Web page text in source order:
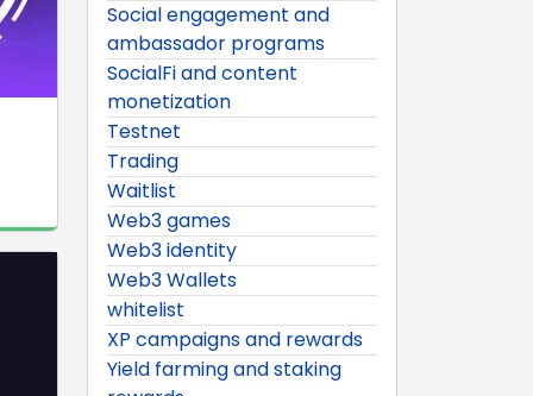
Social engagement and
ambassador programs
SocialFi and content
monetization
Testnet
Trading
Waitlist
Web3 games
Web3 identity
Web3 Wallets
whitelist
XP campaigns and rewards
Yield farming and staking